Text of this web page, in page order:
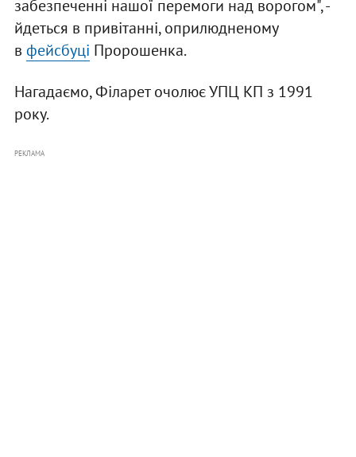
забезпеченні нашої перемоги над ворогом", -
йдеться в привітанні, оприлюдненому
в фейсбуці Пророшенка.
Нагадаємо, Філарет очолює УПЦ КП з 1991
року.
РЕКЛАМА